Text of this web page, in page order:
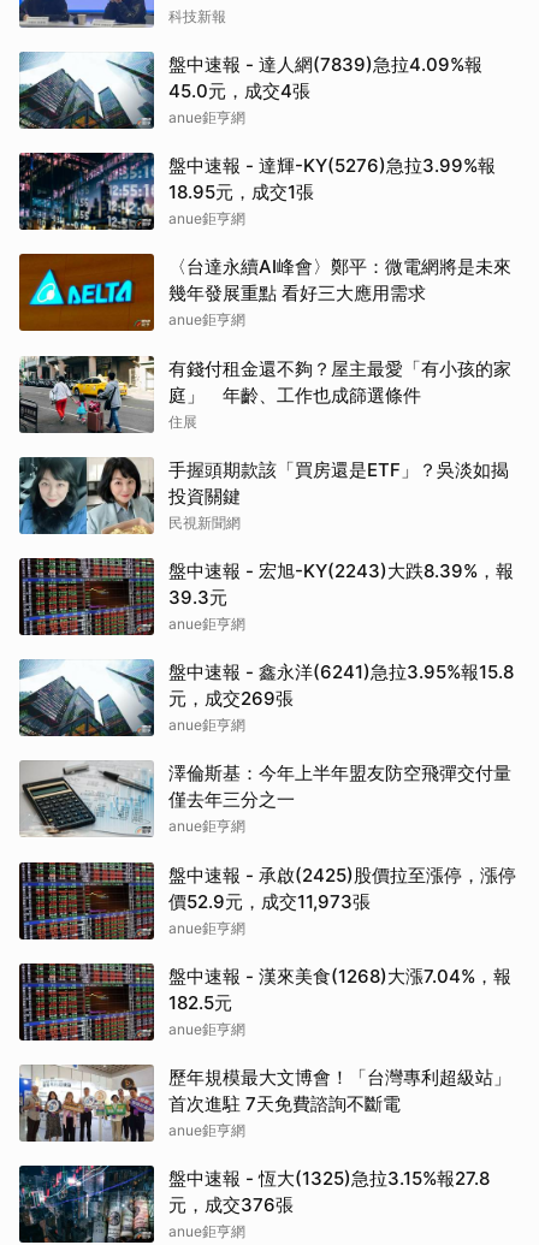
科技新報
盤中速報 - 達人網(7839)急拉4.09%報
45.0元，成交4張
anue鉅亨網
盤中速報 - 達輝-KY(5276)急拉3.99%報
18.95元，成交1張
anue鉅亨網
〈台達永續AI峰會〉鄭平：微電網將是未來
幾年發展重點 看好三大應用需求
anue鉅亨網
有錢付租金還不夠？屋主最愛「有小孩的家
庭」 年齡、工作也成篩選條件
住展
手握頭期款該「買房還是ETF」？吳淡如揭
投資關鍵
民視新聞網
盤中速報 - 宏旭-KY(2243)大跌8.39%，報
39.3元
anue鉅亨網
盤中速報 - 鑫永洋(6241)急拉3.95%報15.8
元，成交269張
anue鉅亨網
澤倫斯基：今年上半年盟友防空飛彈交付量
僅去年三分之一
anue鉅亨網
盤中速報 - 承啟(2425)股價拉至漲停，漲停
價52.9元，成交11,973張
anue鉅亨網
盤中速報 - 漢來美食(1268)大漲7.04%，報
182.5元
anue鉅亨網
歷年規模最大文博會！「台灣專利超級站」
首次進駐 7天免費諮詢不斷電
anue鉅亨網
盤中速報 - 恆大(1325)急拉3.15%報27.8
元，成交376張
anue鉅亨網